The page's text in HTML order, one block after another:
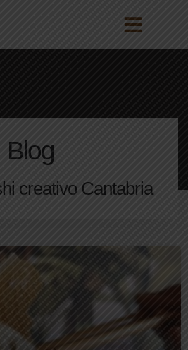
Blog
creativo Cantabria